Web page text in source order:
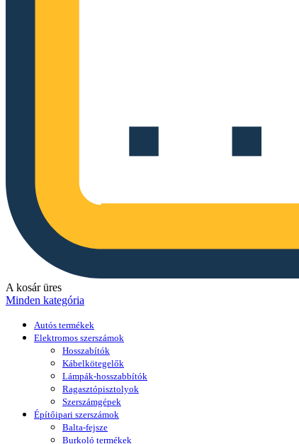
A kosár üres
Minden kategória
Autós termékek
Elektromos szerszámok
Hosszabítók
Kábelkötegelők
Lámpák-hosszabbítók
Ragasztópisztolyok
Szerszámgépek
Építőipari szerszámok
Balta-fejsze
Burkoló termékek